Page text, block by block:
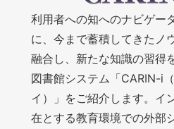
利用者への知へのナビゲー
に、今まで蓄積してきたノ
融合し、新たな知識の習得
図書館システム「CARIN-i
イ）」をご紹介します。イ
在とする教育環境での外部